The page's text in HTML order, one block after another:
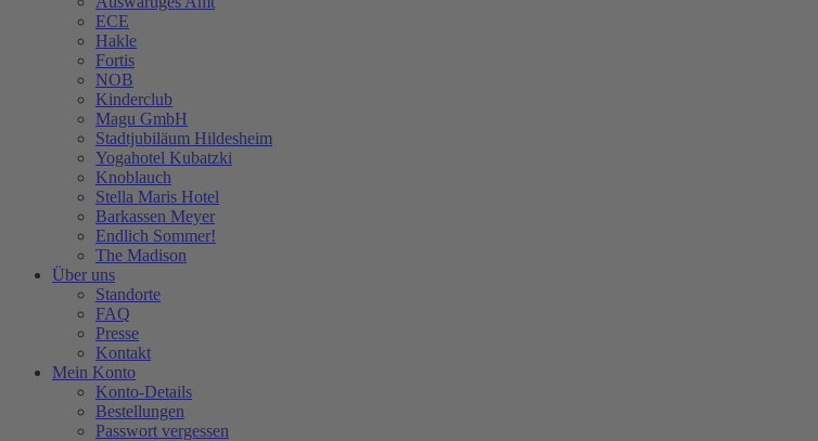
ECE
Hakle
Fortis
NOB
Kinderclub
Magu GmbH
Stadtjubiläum Hildesheim
Yogahotel Kubatzki
Knoblauch
Stella Maris Hotel
Barkassen Meyer
Endlich Sommer!
The Madison
Über uns
Standorte
FAQ
Presse
Kontakt
Mein Konto
Konto-Details
Bestellungen
Passwort vergessen